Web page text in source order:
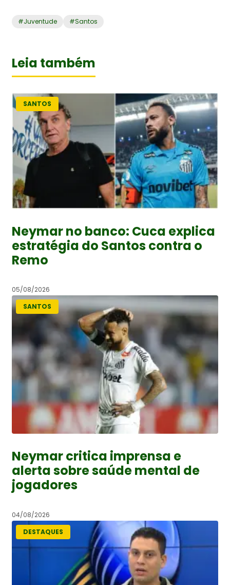
#Juventude #Santos
Leia também
SANTOS
Neymar no banco: Cuca explica
estratégia do Santos contra o
Remo
05/08/2026
SANTOS
Neymar critica imprensa e
alerta sobre saúde mental de
jogadores
04/08/2026
DESTAQUES